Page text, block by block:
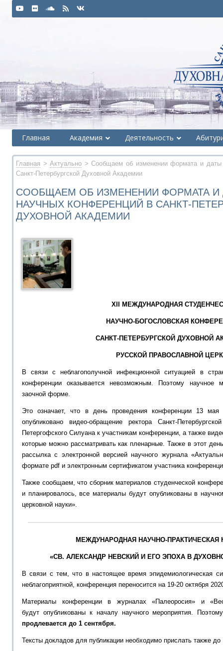
Главная Академия Деятельность
Главная >Актуально > Сообщаем об изменении формата и даты
Санкт-Петербургской Духовной Академии
СООБЩАЕМ ОБ ИЗМЕНЕНИИ ФОРМАТА И
НАУЧНЫХ КОНФЕРЕНЦИЙ В САНКТ-
ДУХОВНОЙ АКАДЕМИИ
ХII МЕЖДУНАРОДНАЯ
НАУЧНО-БОГОСЛОВСКАЯ
САНКТ-ПЕТЕРБУРГСКОЙ ДУХОВНОЙ
РУССКОЙ ПРАВОСЛАВНОЙ
В связи с неблагополучной инфекционной ситуацией в
конференции оказывается невозможным.
Поэтому научное
заочной форме.
Это означает, что в день проведения конференции 13 мая
опубликовано видео-обращение ректора Санкт-
Петергофского Силуана к участникам конференции, а также
которые можно рассматривать как пленарные. Также в этот день
рассылка с электронной версией научного журнала
формате pdf и электронным сертификатом участника
Также сообщаем, что сборник материалов студенческой
и планировалось,все материалы будут опубликованы в
церковной науки».
МЕЖДУНАРОДНАЯ НАУЧНО-ПРАКТИЧЕСКАЯ
«СВ. АЛЕКСАНДР НЕВСКИЙ И ЕГО ЭПОХА В
В связи с тем, что в настоящее времяэпидемиологическая
неблагоприятной, конференция переносится на 19-20 октября
Материалы конференции в журналах «Палеоросия» и «
будут опубликованы к началу научного мероприятия.
продлевается до 1 сентября.
Тексты докладов для публикации необходимо прислать также до